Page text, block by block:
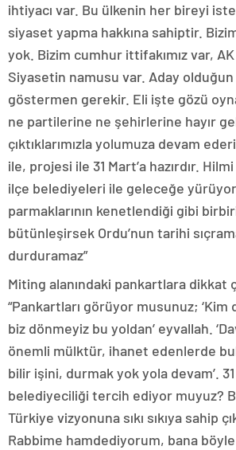
ihtiyacı var. Bu ülkenin her bireyi
siyaset yapma hakkına sahiptir.
yok. Bizim cumhur ittifakımız var, AK
Siyasetin namusu var. Aday
göstermen gerekir. Eli işte gözü
ne partilerine ne şehirlerine hayır
çıktıklarımızla yolumuza devam
ile, projesi ile 31 Mart’a hazırdır.
ilçe belediyeleri ile geleceğe
parmaklarının kenetlendiği gibi
bütünleşirsek Ordu’nun tarihi
durduramaz”
Miting alanındaki pankartlara dikkat
“Pankartları görüyor musunuz;
biz dönmeyiz bu yoldan’ eyvallah.
önemli mülktür, ihanet edenlerde
bilir işini, durmak yok yola devam’.
belediyeciliği tercih ediyor muyuz?
Türkiye vizyonuna sıkı sıkıya sahip
Rabbime hamdediyorum, bana